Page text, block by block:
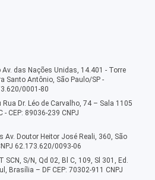
Av. das Nações Unidas, 14.401 - Torre
Santo Antônio, São Paulo/SP -
0001-80
Dr. Léo de Carvalho, 74 – Sala 1105
CEP: 89036-239 CNPJ
Av. Doutor Heitor José Reali, 360, São
62.173.620/0093-06
S/N, Qd 02, Bl C, 109, Sl 301, Ed.
Brasília – DF CEP: 70302-911 CNPJ